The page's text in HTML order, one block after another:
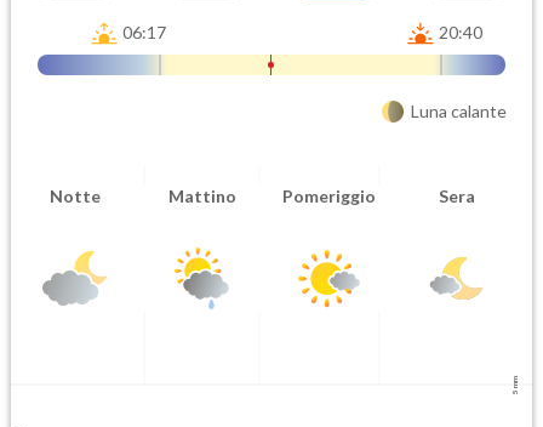
06:17 20:40
Luna calante
Notte Mattino Pomeriggio Sera
5 mm